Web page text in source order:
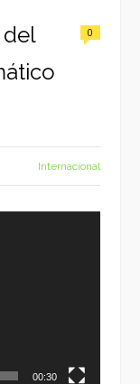
0
Internacional
00:30